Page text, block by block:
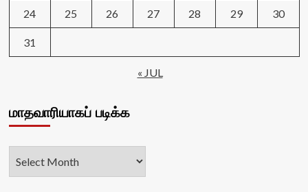
24 25 26 27 28 29 30
31
« JUL
மாதவாரியாகப் படிக்க